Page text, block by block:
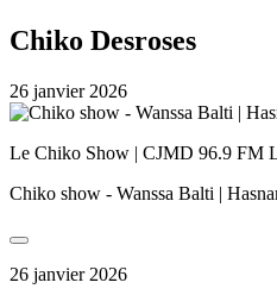
Chiko Desroses
26 janvier 2026
Le Chiko Show | CJMD 96.9 FM
Chiko show - Wanssa Balti |
26 janvier 2026